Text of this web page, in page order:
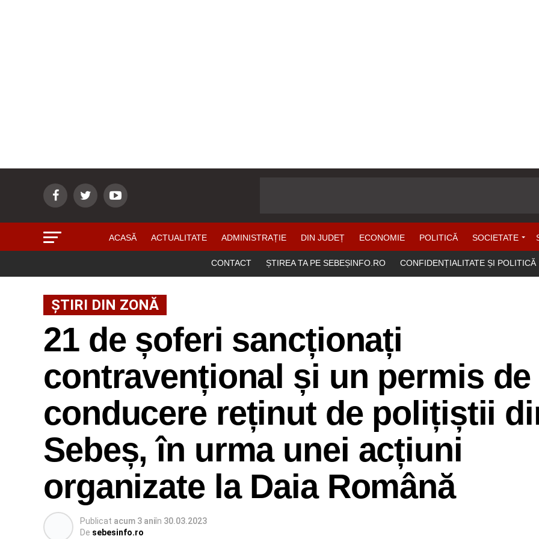
ACASĂ ACTUALITATE ADMINISTRAȚIE DIN JUDEȚ ECONOMIE POLITICĂ SOCIETATE
CONTACT ȘTIREA TA PE SEBEȘINFO.RO CONFIDENȚIALITATE ȘI POLITICĂ
ȘTIRI DIN ZONĂ
21 de șoferi sancționați
contravențional și un permis de
conducere reținut de polițiștii
Sebeș, în urma unei acțiuni
organizate la Daia Română
Publicat acum 3 aniîn 30.03.2023
De sebesinfo.ro